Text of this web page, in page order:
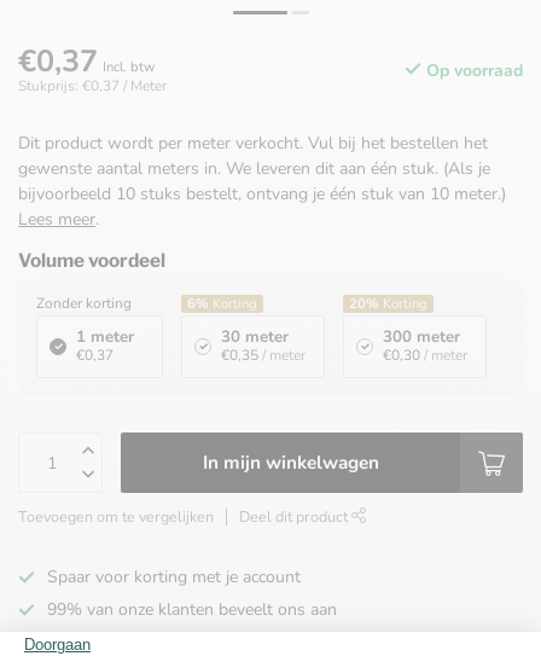
€0,37 Incl. btw
Stukprijs: €0,37 / Meter
Op voorraad
Dit product wordt per meter verkocht. Vul bij het bestellen het
gewenste aantal meters in. We leveren dit aan één stuk. (Als je
bijvoorbeeld 10 stuks bestelt, ontvang je één stuk van 10 meter.)
Lees meer.
Volume voordeel
Zonder korting
1 meter
€0,37
6% Korting
30 meter
€0,35/ meter
20% Korting
300 meter
€0,30/ meter
In mijn winkelwagen
Toevoegen om te vergelijken Deel dit product
Spaar voor korting met je account
99% van onze klanten beveelt ons aan
100% de goedkoopste